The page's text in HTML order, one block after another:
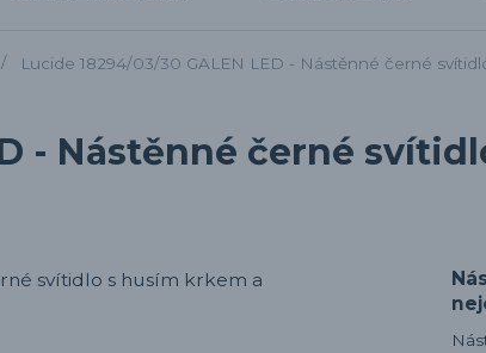
Lucide 18294/03/30 GALEN LED - Nástěnné černé
- Nástěnné černé